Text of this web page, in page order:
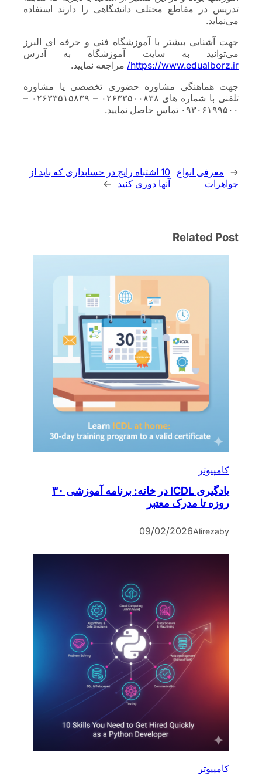
تدریس در مقاطع مختلف دانشگاهی را دارند استفاده
می‌نماید.
جهت آشنایی بیشتر با آموزشگاه فنی و حرفه ای البرز
می‌توانید به سایت آموزشگاه به آدرس
https://www.edualborz.ir/ مراجعه نمایید.
جهت هماهنگی مشاوره حضوری تخصصی یا مشاوره
تلفنی با شماره های ۰۲۶۳۳۵۰۰۸۳۸ – ۰۲۶۳۳۵۱۵۸۳۹ –
۰۹۳۰۶۱۹۹۵۰۰ تماس حاصل نمایید.
← معرفی انواع
جواهرات
10 اشتباه رایج در حسابداری که باید از
آنها دوری کنید
→
Related Post
کامپیوتر
یادگیری ICDL در خانه: برنامه آموزشی ۳۰
روزه تا مدرک معتبر
by
Alireza
09/02/2026
کامپیوتر